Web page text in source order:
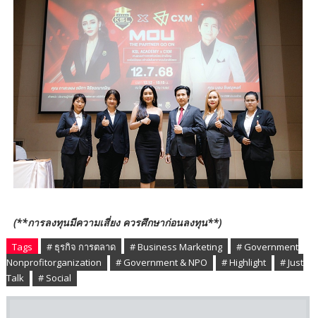
(**การลงทุนมีความเสี่ยง ควรศึกษาก่อนลงทุน**)
Tags # ธุรกิจ การตลาด # Business Marketing
# Government
Nonprofitorganization
# Government & NPO # Highlight
# Just
Talk
# Social